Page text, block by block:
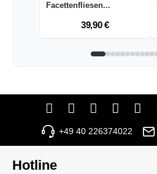
Facettenfliesen...
39,90 €
+49 40 226374022
Hotline